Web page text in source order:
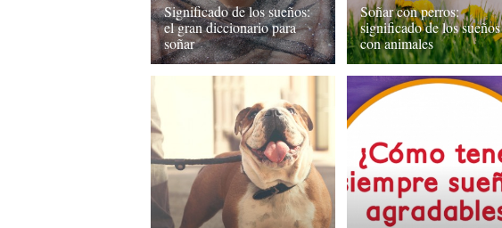
Significado de los sueños:
el gran diccionario para
soñar
Soñar con perros:
significado de los sueños
con animales